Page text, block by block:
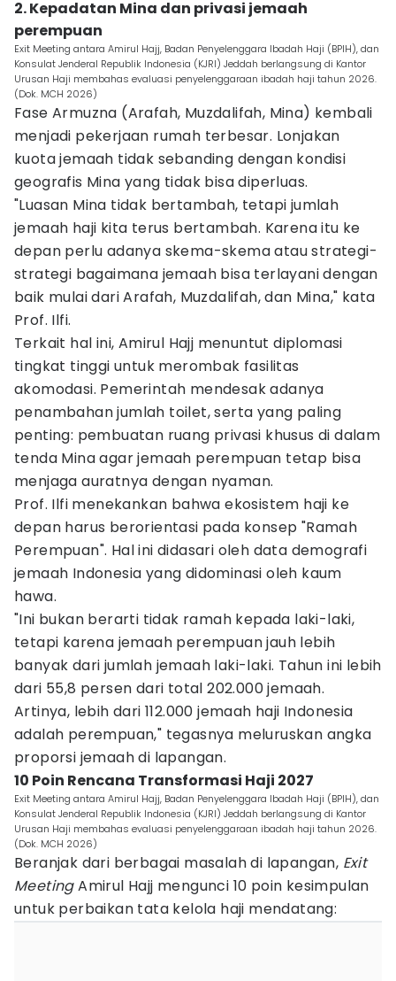
2. Kepadatan Mina dan privasi jemaah
perempuan
Exit Meeting antara Amirul Hajj, Badan Penyelenggara Ibadah Haji (BPIH), dan
Konsulat Jenderal Republik Indonesia (KJRI) Jeddah berlangsung di Kantor
Urusan Haji membahas evaluasi penyelenggaraan ibadah haji tahun 2026.
(Dok. MCH 2026)
Fase Armuzna (Arafah, Muzdalifah, Mina) kembali
menjadi pekerjaan rumah terbesar. Lonjakan
kuota jemaah tidak sebanding dengan kondisi
geografis Mina yang tidak bisa diperluas.
"Luasan Mina tidak bertambah, tetapi jumlah
jemaah haji kita terus bertambah. Karena itu ke
depan perlu adanya skema-skema atau strategi-
strategi bagaimana jemaah bisa terlayani dengan
baik mulai dari Arafah, Muzdalifah, dan Mina," kata
Prof. Ilfi.
Terkait hal ini, Amirul Hajj menuntut diplomasi
tingkat tinggi untuk merombak fasilitas
akomodasi. Pemerintah mendesak adanya
penambahan jumlah toilet, serta yang paling
penting: pembuatan ruang privasi khusus di dalam
tenda Mina agar jemaah perempuan tetap bisa
menjaga auratnya dengan nyaman.
Prof. Ilfi menekankan bahwa ekosistem haji ke
depan harus berorientasi pada konsep "Ramah
Perempuan". Hal ini didasari oleh data demografi
jemaah Indonesia yang didominasi oleh kaum
hawa.
"Ini bukan berarti tidak ramah kepada laki-laki,
tetapi karena jemaah perempuan jauh lebih
banyak dari jumlah jemaah laki-laki. Tahun ini lebih
dari 55,8 persen dari total 202.000 jemaah.
Artinya, lebih dari 112.000 jemaah haji Indonesia
adalah perempuan," tegasnya meluruskan angka
proporsi jemaah di lapangan.
10 Poin Rencana Transformasi Haji 2027
Exit Meeting antara Amirul Hajj, Badan Penyelenggara Ibadah Haji (BPIH), dan
Konsulat Jenderal Republik Indonesia (KJRI) Jeddah berlangsung di Kantor
Urusan Haji membahas evaluasi penyelenggaraan ibadah haji tahun 2026.
(Dok. MCH 2026)
Beranjak dari berbagai masalah di lapangan, Exit
MeetingAmirul Hajj mengunci 10 poin kesimpulan
untuk perbaikan tata kelola haji mendatang: